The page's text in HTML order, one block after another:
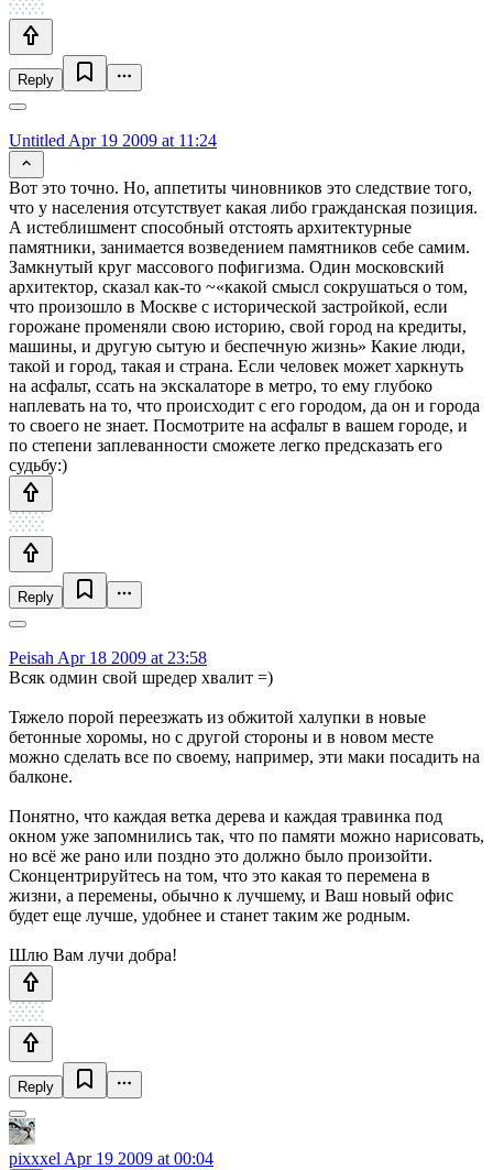
Reply
Untitled Apr 19 2009 at 11:24
Вот это точно. Но, аппетиты чиновников это следствие того,
что у населения отсутствует какая либо гражданская позиция.
А истеблишмент способный отстоять архитектурные
памятники, занимается возведением памятников себе самим.
Замкнутый круг массового пофигизма. Один московский
архитектор, сказал как-то ~«какой смысл сокрушаться о том,
что произошло в Москве с исторической застройкой, если
горожане променяли свою историю, свой город на кредиты,
машины, и другую сытую и беспечную жизнь» Какие люди,
такой и город, такая и страна. Если человек может харкнуть
на асфальт, ссать на экскалаторе в метро, то ему глубоко
наплевать на то, что происходит с его городом, да он и города
то своего не знает. Посмотрите на асфальт в вашем городе, и
по степени заплеванности сможете легко предсказать его
судьбу:)
Reply
Peisah Apr 18 2009 at 23:58
Всяк одмин свой шредер хвалит =)
Тяжело порой переезжать из обжитой халупки в новые
бетонные хоромы, но с другой стороны и в новом месте
можно сделать все по своему, например, эти маки посадить на
балконе.
Понятно, что каждая ветка дерева и каждая травинка под
окном уже запомнились так, что по памяти можно нарисовать,
но всё же рано или поздно это должно было произойти.
Сконцентрируйтесь на том, что это какая то перемена в
жизни, а перемены, обычно к лучшему, и Ваш новый офис
будет еще лучше, удобнее и станет таким же родным.
Шлю Вам лучи добра!
Reply
pixxxel Apr 19 2009 at 00:04